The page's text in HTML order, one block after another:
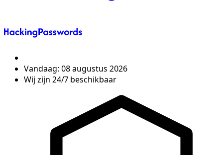
Vandaag: 08 augustus 2026
Wij zijn 24/7 beschikbaar